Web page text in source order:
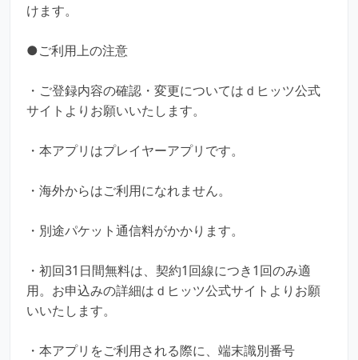
けます。
●ご利用上の注意
・ご登録内容の確認・変更についてはｄヒッツ公式
サイトよりお願いいたします。
・本アプリはプレイヤーアプリです。
・海外からはご利用になれません。
・別途パケット通信料がかかります。
・初回31日間無料は、契約1回線につき1回のみ適
用。お申込みの詳細はｄヒッツ公式サイトよりお願
いいたします。
・本アプリをご利用される際に、端末識別番号